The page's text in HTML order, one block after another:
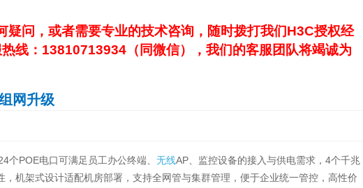
疑问，或者需要专业的技术咨询，随时拨打我们H3C授权经
线：13810713934（同微信），我们的客服团队将竭诚为
网升级
个POE电口可满足员工办公终端、无线AP、监控设备的接入与供电需求，4个千兆
机架式设计适配机房部署，支持全网管与集群管理，便于企业统一管控，高性价